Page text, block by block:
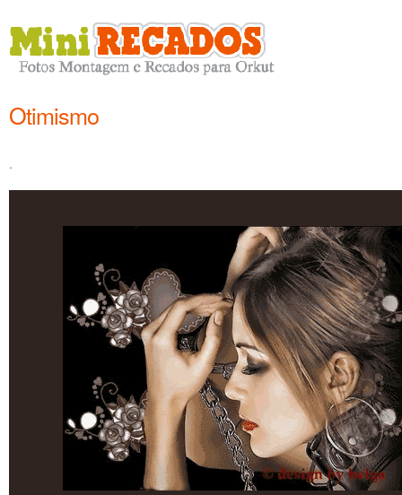
Otimismo
.